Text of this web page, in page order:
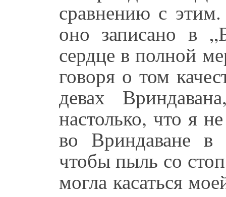
сравнению с
оно записано в
сердце в полной
говоря о том
девах
настолько, что я
во Вриндаване в
чтобы пыль со
могла касаться